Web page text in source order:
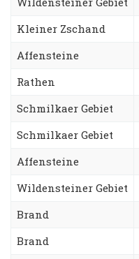
Kleiner Zschand
Affensteine
Rathen
Schmilkaer Gebiet
Schmilkaer Gebiet
Affensteine
Wildensteiner Gebiet
Brand
Brand